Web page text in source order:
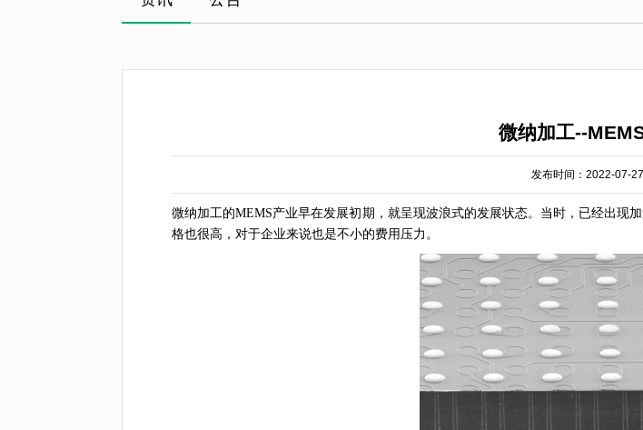
微纳加工--
发布时间：2022-07-
微纳加工 的MEMS产业早在发展初期，就呈现波浪式的发展状态。当时，已经出现
格也很高，对于企业来说也是不小的费用压力。